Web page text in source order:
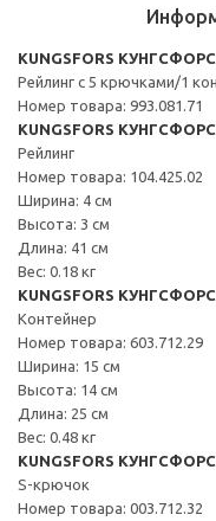
KUNGSFORS КУНГСФОРС
Рейлинг с 5 крючками/1
Номер товара: 993.081.71
KUNGSFORS КУНГСФОРС
Рейлинг
Номер товара: 104.425.02
Ширина: 4 см
Высота: 3 см
Длина: 41 см
Вес: 0.18 кг
KUNGSFORS КУНГСФОРС
Контейнер
Номер товара: 603.712.29
Ширина: 15 см
Высота: 14 см
Длина: 25 см
Вес: 0.48 кг
KUNGSFORS КУНГСФОРС
S-крючок
Номер товара: 003.712.32